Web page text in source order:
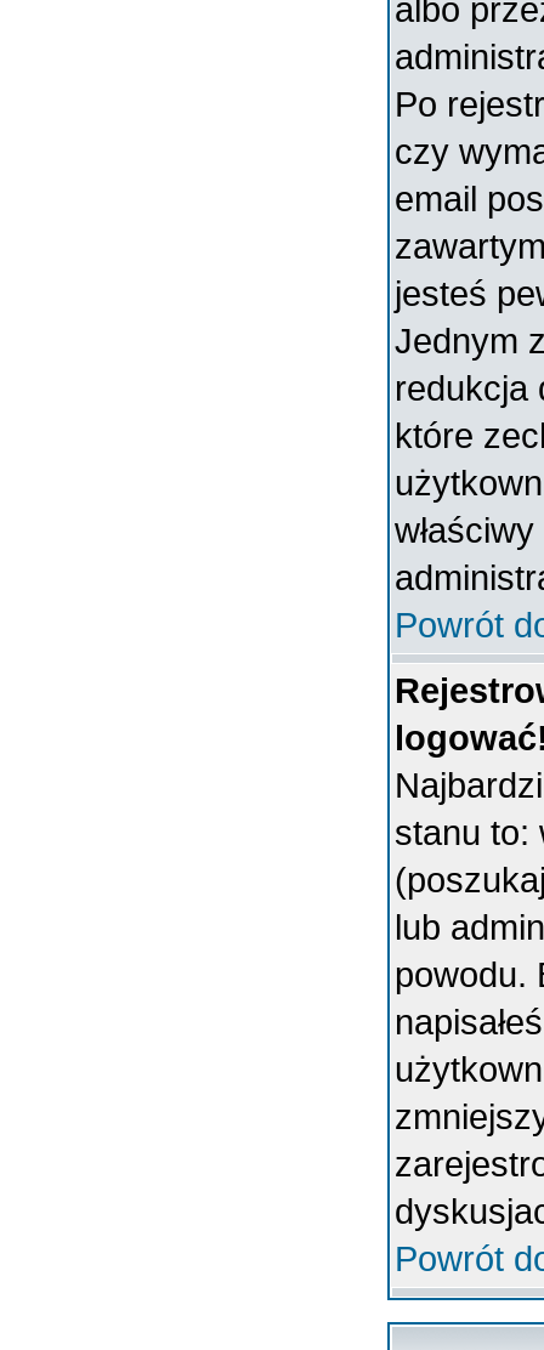
albo
Po
czy
email
jesteś
Jednym
redukcja
które
Powrót
stanu to:
lub
powodu.
Powrót